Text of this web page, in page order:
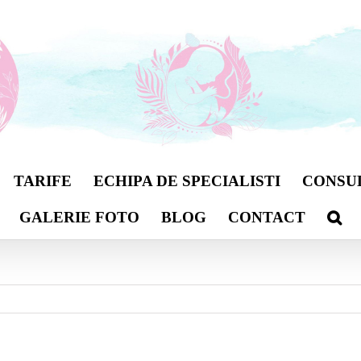
TARIFE ECHIPA DE SPECIALISTI
GALERIE FOTO BLOG CONTACT